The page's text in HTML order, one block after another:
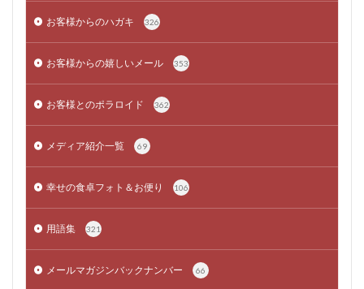
お客様からのハガキ 326
お客様からの嬉しいメール 353
お客様とのポラロイド 362
メディア紹介一覧 69
幸せの食卓フォト＆お便り 106
用語集 321
メールマガジンバックナンバー 66